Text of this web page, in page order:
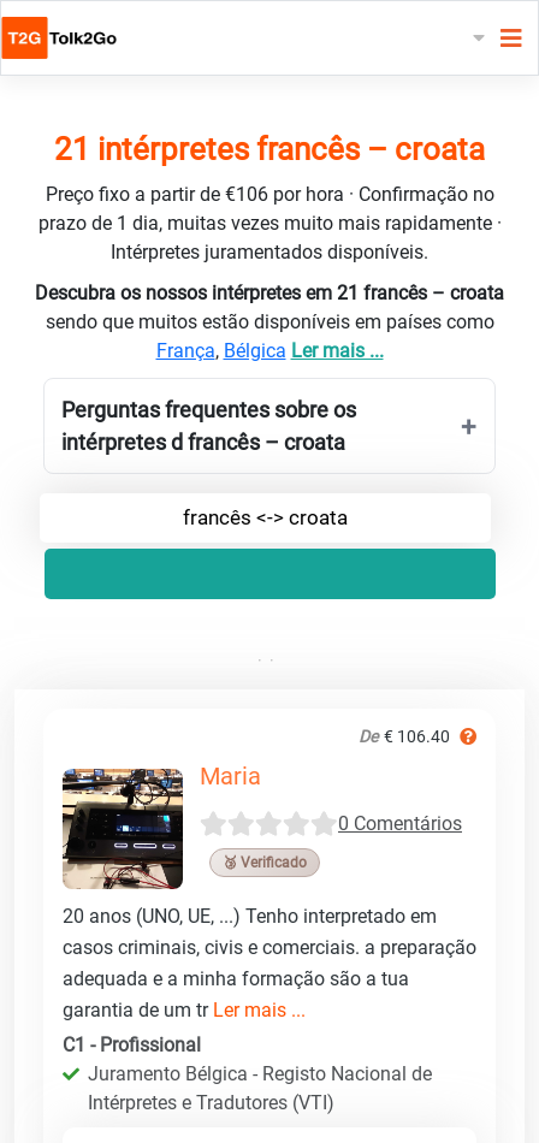
21 intérpretes francês – croata
Preço fixo a partir de €106 por hora · Confirmação no
prazo de 1 dia, muitas vezes muito mais rapidamente ·
Intérpretes juramentados disponíveis.
Descubra os nossos intérpretes em 21 francês – croata
sendo que muitos estão disponíveis em países como
França, Bélgica Ler mais ...
Perguntas frequentes sobre os
intérpretes d francês – croata
francês <-> croata
De € 106.40
Maria
0 Comentários
🥉 Verificado
20 anos (UNO, UE, ...) Tenho interpretado em
casos criminais, civis e comerciais. a preparação
adequada e a minha formação são a tua
garantia de um tr Ler mais ...
C1 - Profissional
Juramento Bélgica - Registo Nacional de
Intérpretes e Tradutores (VTI)